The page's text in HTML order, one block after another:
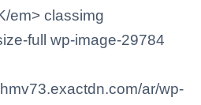
full wp-image-29784
ar/wp-